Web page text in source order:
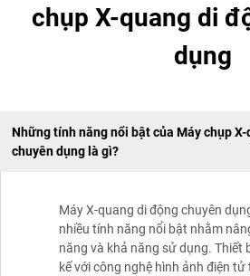
chụp X-quang di
dụng
Những tính năng nổi bật của Máy chụp
chuyên dụng là gì?
Máy X-quang di động chuyên
nhiều tính năng nổi bật nhằm
năng và khả năng sử dụng. Thiết
kế với công nghệ hình ảnh điện tử